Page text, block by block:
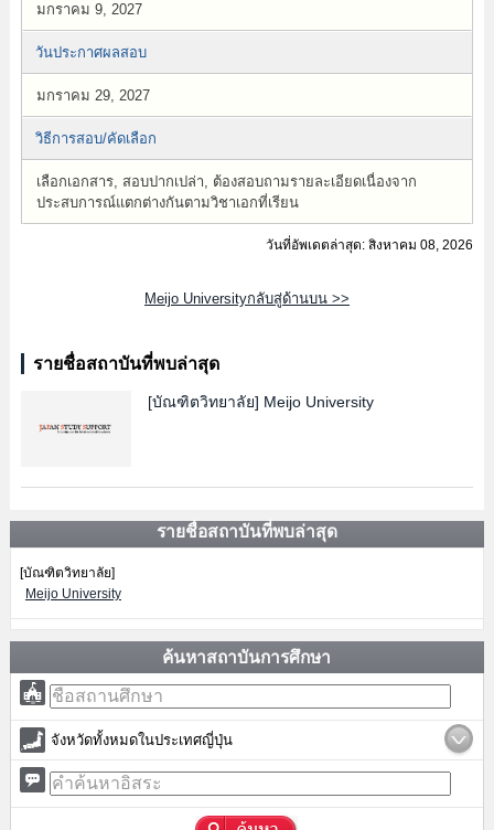
มกราคม 9, 2027
วันประกาศผลสอบ
มกราคม 29, 2027
วิธีการสอบ/คัดเลือก
เลือกเอกสาร, สอบปากเปล่า, ต้องสอบถามรายละเอียดเนื่องจาก
ประสบการณ์แตกต่างกันตามวิชาเอกที่เรียน
วันที่อัพเดตล่าสุด: สิงหาคม 08, 2026
Meijo Universityกลับสู่ด้านบน >>
รายชื่อสถาบันที่พบล่าสุด
[บัณฑิตวิทยาลัย] Meijo University
รายชื่อสถาบันที่พบล่าสุด
[บัณฑิตวิทยาลัย]
Meijo University
ค้นหาสถาบันการศึกษา
จังหวัดทั้งหมดในประเทศญี่ปุ่น